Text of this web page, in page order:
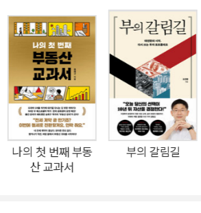
기업, 나아가 국가 경제 운영 방식 전반에
러나 최근 들어 이러한 환경에 변화의 조
계, 기업, 국가 경제를 지배하던 ‘묻지 마
켜진 이유는 단 하나, 바로 ‘돈의 가격’이
돈에도 가격이 있을까? 그렇다. 바로 금
는 돈의 가격이 끊임없이 하락하는 ‘저금
요를 누려왔다. 하지만 전 세계 투자 시장
블룸버그 이코노믹스의 경제학자들이 신간
완전히 다른 미래를 경고한다. 이제 돈이
나의 첫 번째 부동
산 교과서
부의 갈림길